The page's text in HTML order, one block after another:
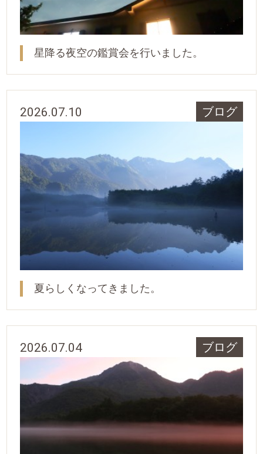
星降る夜空の鑑賞会を行いました。
2026.07.10 ブログ
夏らしくなってきました。
2026.07.04 ブログ